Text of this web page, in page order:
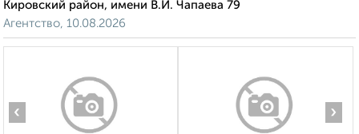
Кировский район, имени В.И. Чапаева 79
Агентство, 10.08.2026
‹ ›